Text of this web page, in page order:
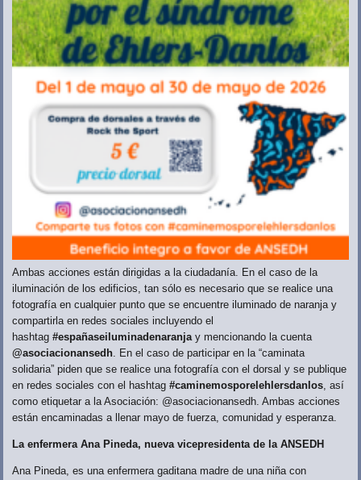
Ambas acciones están dirigidas a la ciudadanía. En el caso de la
iluminación de los edificios, tan sólo es necesario que se realice una
fotografía en cualquier punto que se encuentre iluminado de naranja y
compartirla en redes sociales incluyendo el
hashtag #españaseiluminadenaranjay mencionando la cuenta
@asociacionansedh. En el caso de participar en la “caminata
solidaria” piden que se realice una fotografía con el dorsal y se publique
en redes sociales con el hashtag #caminemosporelehlersdanlos, así
como etiquetar a la Asociación: @asociacionansedh. Ambas acciones
están encaminadas a llenar mayo de fuerza, comunidad y esperanza.
La enfermera Ana Pineda, nueva vicepresidenta de la ANSEDH
Ana Pineda, es una enfermera gaditana madre de una niña con